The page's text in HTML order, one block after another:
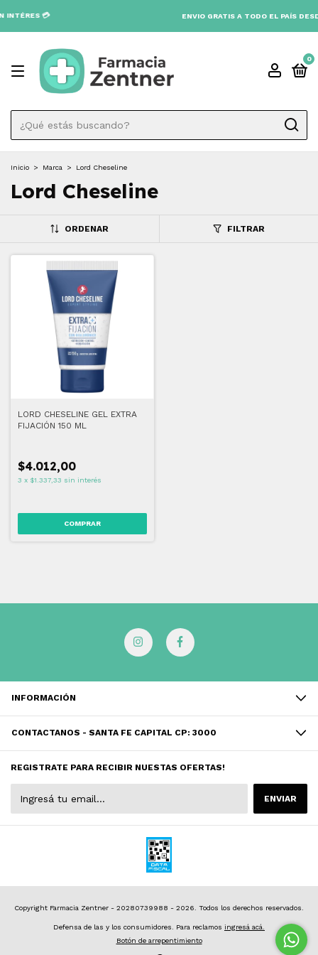
💳 ENVIO GRATIS A TODO EL PAÍS
0
Inicio > Marca > Lord Cheseline
Lord Cheseline
ORDENAR FILTRAR
LORD CHESELINE GEL EXTRA
FIJACIÓN 150 ML
$4.012,00
3 x $1.337,33 sin interés
INFORMACIÓN
CONTACTANOS - SANTA FE CAPITAL CP: 3000
REGISTRATE PARA RECIBIR NUESTAS OFERTAS!
Copyright Farmacia Zentner - 20280739988 - 2026. Todos los derechos reservados.
Defensa de las y los consumidores. Para reclamos ingresá acá.
Botón de arrepentimiento